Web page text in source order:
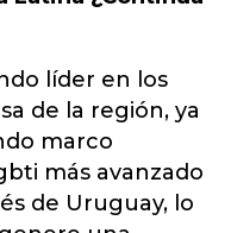
líder en los
de la región, ya
marco
más avanzado
de Uruguay, lo